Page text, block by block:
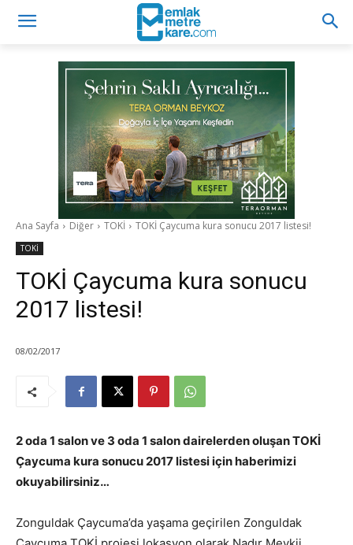
Ana Sayfa Diğer TOKİ TOKİ Çaycuma kura sonucu 2017 listesi!
TOKİ
TOKİ Çaycuma kura sonucu
2017 listesi!
08/02/2017
2 oda 1 salon ve 3 oda 1 salon dairelerden oluşan TOKİ
Çaycuma kura sonucu 2017 listesi için haberimizi
okuyabilirsiniz…
Zonguldak Çaycuma’da yaşama geçirilen Zonguldak